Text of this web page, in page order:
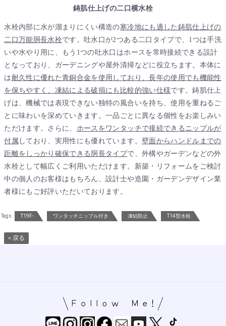
鋳肌仕上げの二口横水栓
水栓内部に水が溜まりにくい構造の寒冷地にも適した鋳肌仕上げの
二口万能胴長水栓です。吐水口が2つある二口タイプで、1つは手洗
いや水やり用に、もう1つの吐水口はホースを常時接続できる設計
となっており、ガーデニングや屋外清掃などに役立ちます。本体に
は 耐久性に優れた青銅合金を使用しており、長年の使用でも機能性
を保ちやすく、凍結による破損にも比較的強い仕様です。鋳肌仕上
げは、機械では表現できない独特の風合いを持ち、使用を重ねるご
とに味わいを深めていきます。一品ごとに異なる個性をお楽しみい
ただけます。さらに、 ホースをワンタッチで接続できるニップルが
付属 しており、実用性にも優れています。 壁面からハンドルまでの
距離をしっかり確保できる胴長タイプで、外構やガーデンなどの外
水栓として幅広くご利用いただけます。新築・リフォームをご検討
中の個人のお客様はもちろん、設計士や造園・ガーデンデザイン業
者様にもご好評いただいております。
Tags : T19F- ワンタッチニップル付き 凍結防止 T14型水栓
« 戻る